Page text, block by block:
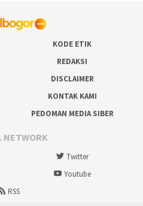
KODE ETIK
REDAKSI
DISCLAIMER
KONTAK KAMI
PEDOMAN MEDIA SIBER
NETWORK
Twitter
Youtube
RSS